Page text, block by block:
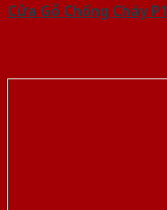
Cửa Gỗ Chống Cháy